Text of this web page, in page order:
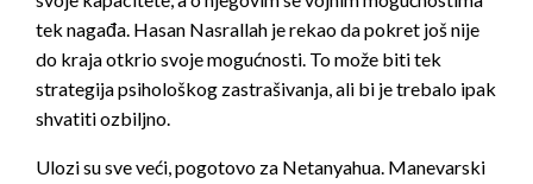
tek nagađa. Hasan Nasrallah je rekao da pokret još nije
do kraja otkrio svoje mogućnosti. To može biti tek
strategija psihološkog zastrašivanja, ali bi je trebalo ipak
shvatiti ozbiljno.
Ulozi su sve veći, pogotovo za Netanyahua. Manevarski